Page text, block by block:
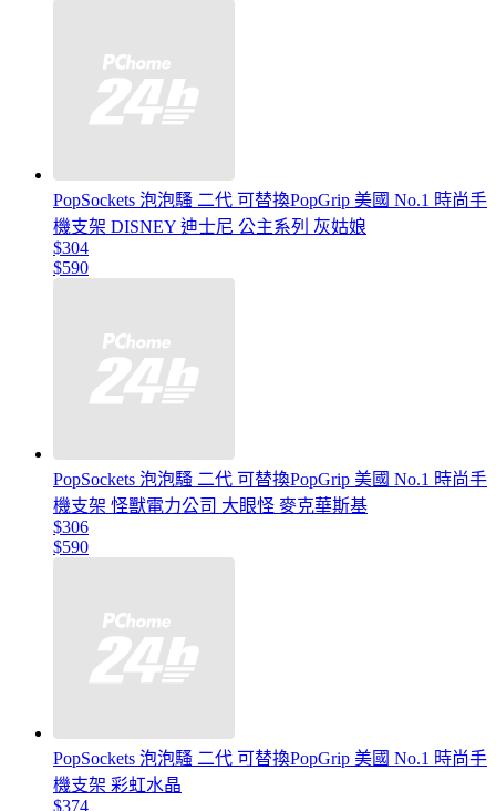
PopSockets 泡泡騷 二代 可替換PopGrip 美國 No.1 時尚手
機支架 DISNEY 迪士尼 公主系列 灰姑娘
$304
$590
PopSockets 泡泡騷 二代 可替換PopGrip 美國 No.1 時尚手
機支架 怪獸電力公司 大眼怪 麥克華斯基
$306
$590
PopSockets 泡泡騷 二代 可替換PopGrip 美國 No.1 時尚手
機支架 彩虹水晶
$374